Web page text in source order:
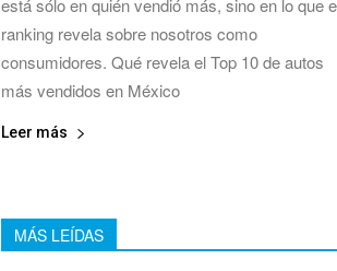
está sólo en quién vendió más, sino en lo que
ranking revela sobre nosotros como
consumidores. Qué revela el Top 10 de autos
más vendidos en México
Leer más
MÁS LEÍDAS